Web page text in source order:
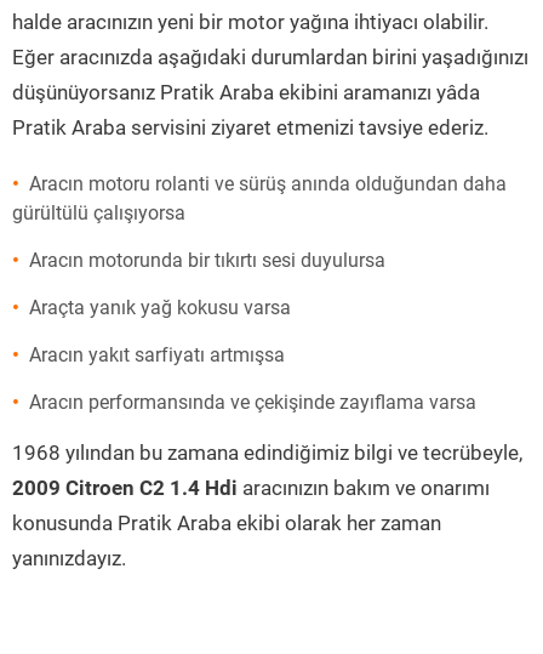
halde aracınızın yeni bir motor yağına ihtiyacı olabilir.
Eğer aracınızda aşağıdaki durumlardan birini yaşadığınızı
düşünüyorsanız Pratik Araba ekibini aramanızı yâda
Pratik Araba servisini ziyaret etmenizi tavsiye ederiz.
Aracın motoru rolanti ve sürüş anında olduğundan daha
gürültülü çalışıyorsa
Aracın motorunda bir tıkırtı sesi duyulursa
Araçta yanık yağ kokusu varsa
Aracın yakıt sarfiyatı artmışsa
Aracın performansında ve çekişinde zayıflama varsa
1968 yılından bu zamana edindiğimiz bilgi ve tecrübeyle,
2009 Citroen C2 1.4 Hdi aracınızın bakım ve onarımı
konusunda Pratik Araba ekibi olarak her zaman
yanınızdayız.